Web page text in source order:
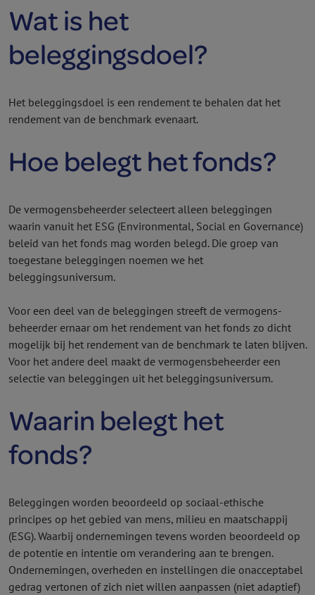
Wat is het
beleggingsdoel?
Het beleggingsdoel is een rendement te behalen dat het
rendement van de benchmark evenaart.
Hoe belegt het fonds?
De vermogens­beheerder selecteert alleen beleggingen
waarin vanuit het ESG (Environmental, Social en Governance)
beleid van het fonds mag worden belegd. Die groep van
toegestane beleggingen noemen we het
beleggingsuniversum.
Voor een deel van de beleggingen streeft de vermogens­
beheerder ernaar om het rendement van het fonds zo dicht
mogelijk bij het rendement van de benchmark te laten blijven.
Voor het andere deel maakt de vermogens­beheerder een
selectie van beleggingen uit het beleggingsuniversum.
Waarin belegt het
fonds?
Beleggingen worden beoordeeld op sociaal-ethische
principes op het gebied van mens, milieu en maatschappij
(ESG). Waarbij ondernemingen tevens worden beoordeeld op
de potentie en intentie om verandering aan te brengen.
Ondernemingen, overheden en instellingen die onacceptabel
gedrag vertonen of zich niet willen aanpassen (niet adaptief)